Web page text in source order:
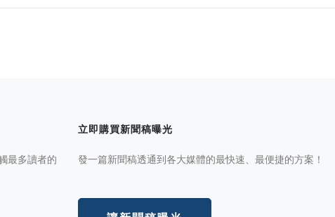
最多讀者的
立即購買新聞稿曝光
發一篇新聞稿透通到各大媒體的最快速、最便捷的方案！